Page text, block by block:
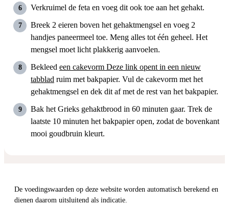
Verkruimel de feta en voeg dit ook toe aan het gehakt.
Breek 2 eieren boven het gehaktmengsel en voeg 2
handjes paneermeel toe. Meng alles tot één geheel. Het
mengsel moet licht plakkerig aanvoelen.
Bekleed een cakevorm Deze link opent in een nieuw
tabblad ruim met bakpapier. Vul de cakevorm met het
gehaktmengsel en dek dit af met de rest van het bakpapier.
Bak het Grieks gehaktbrood in 60 minuten gaar. Trek de
laatste 10 minuten het bakpapier open, zodat de bovenkant
mooi goudbruin kleurt.
De voedingswaarden op deze website worden automatisch berekend en
dienen daarom uitsluitend als indicatie.